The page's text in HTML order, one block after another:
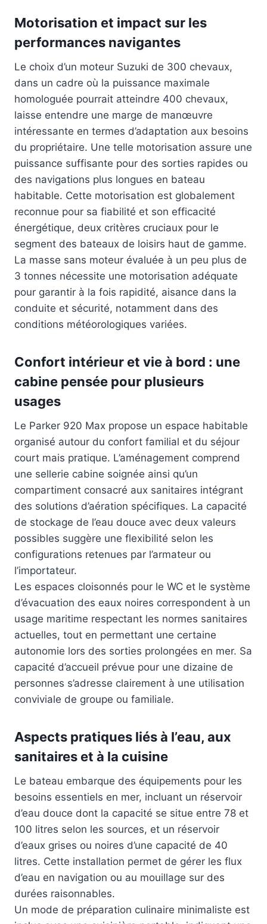
Motorisation et impact sur les
performances navigantes
Le choix d’un moteur Suzuki de 300 chevaux,
dans un cadre où la puissance maximale
homologuée pourrait atteindre 400 chevaux,
laisse entendre une marge de manœuvre
intéressante en termes d’adaptation aux besoins
du propriétaire. Une telle motorisation assure une
puissance suffisante pour des sorties rapides ou
des navigations plus longues en bateau
habitable. Cette motorisation est globalement
reconnue pour sa fiabilité et son efficacité
énergétique, deux critères cruciaux pour le
segment des bateaux de loisirs haut de gamme.
La masse sans moteur évaluée à un peu plus de
3 tonnes nécessite une motorisation adéquate
pour garantir à la fois rapidité, aisance dans la
conduite et sécurité, notamment dans des
conditions météorologiques variées.
Confort intérieur et vie à bord : une
cabine pensée pour plusieurs
usages
Le Parker 920 Max propose un espace habitable
organisé autour du confort familial et du séjour
court mais pratique. L’aménagement comprend
une sellerie cabine soignée ainsi qu’un
compartiment consacré aux sanitaires intégrant
des solutions d’aération spécifiques. La capacité
de stockage de l’eau douce avec deux valeurs
possibles suggère une flexibilité selon les
configurations retenues par l’armateur ou
l’importateur.
Les espaces cloisonnés pour le WC et le système
d’évacuation des eaux noires correspondent à un
usage maritime respectant les normes sanitaires
actuelles, tout en permettant une certaine
autonomie lors des sorties prolongées en mer. Sa
capacité d’accueil prévue pour une dizaine de
personnes s’adresse clairement à une utilisation
conviviale de groupe ou familiale.
Aspects pratiques liés à l’eau, aux
sanitaires et à la cuisine
Le bateau embarque des équipements pour les
besoins essentiels en mer, incluant un réservoir
d’eau douce dont la capacité se situe entre 78 et
100 litres selon les sources, et un réservoir
d’eaux grises ou noires d’une capacité de 40
litres. Cette installation permet de gérer les flux
d’eau en navigation ou au mouillage sur des
durées raisonnables.
Un mode de préparation culinaire minimaliste est